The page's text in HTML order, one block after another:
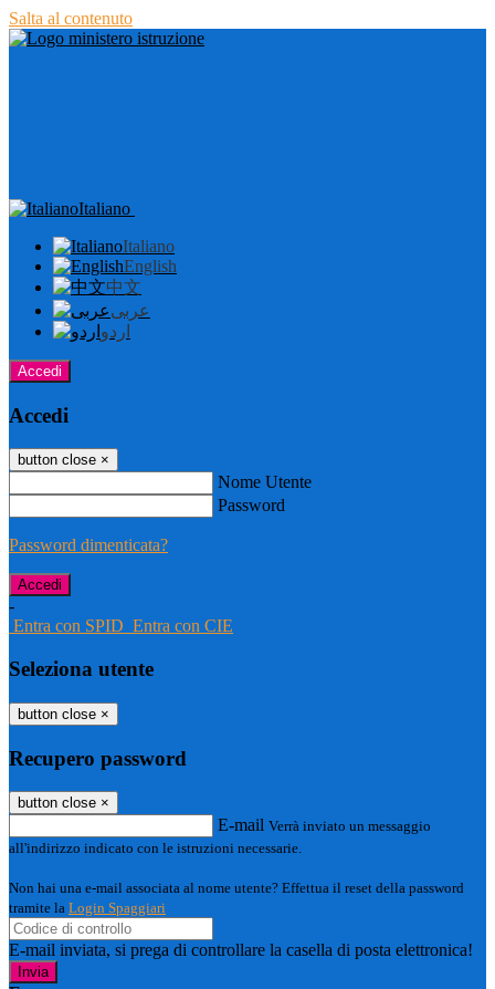
Salta al contenuto
Italiano
Italiano
English
中文
عربى
اردو
Accedi
Accedi
button close ×
Nome Utente
Password
Password dimenticata?
-
Entra con SPID Entra con CIE
Seleziona utente
button close ×
Recupero password
button close ×
E-mail Verrà inviato un messaggio
all'indirizzo indicato con le istruzioni necessarie.
Non hai una e-mail associata al nome utente? Effettua il reset della password
tramite la Login Spaggiari
E-mail inviata, si prega di controllare la casella di posta elettronica!